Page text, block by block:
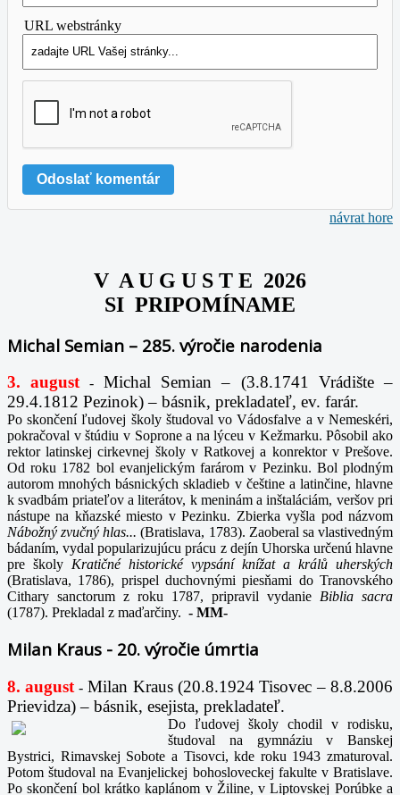
URL webstránky
návrat hore
V A U G U S T E 2026
SI PRIPOMÍNAME
Michal Semian – 285. výročie narodenia
3. august -Michal Semian – (3.8.1741 Vrádište –
29.4.1812 Pezinok) – básnik, prekladateľ, ev. farár.
Po skončení ľudovej školy študoval vo Vádosfalve a v Nemeskéri,
pokračoval v štúdiu v Soprone a na lýceu v Kežmarku. Pôsobil ako
rektor latinskej cirkevnej školy v Ratkovej a konrektor v Prešove.
Od roku 1782 bol evanjelickým farárom v Pezinku. Bol plodným
autorom mnohých básnických skladieb v češtine a latinčine, hlavne
k svadbám priateľov a literátov, k meninám a inštaláciám, veršov pri
nástupe na kňazské miesto v Pezinku. Zbierka vyšla pod názvom
Nábožný zvučný hlas...(Bratislava, 1783). Zaoberal sa vlastivedným
bádaním, vydal popularizujúcu prácu z dejín Uhorska určenú hlavne
pre školy Kratičné historické vypsání knížat a králů uherských
(Bratislava, 1786), prispel duchovnými piesňami do Tranovského
Cithary sanctorum z roku 1787, pripravil vydanie Biblia sacra
(1787). Prekladal z maďarčiny. - MM-
Milan Kraus - 20. výročie úmrtia
8. august -Milan Kraus (20.8.1924 Tisovec – 8.8.2006
Prievidza) – básnik, esejista, prekladateľ.
Do ľudovej školy chodil v rodisku,
študoval na gymnáziu v Banskej
Bystrici, Rimavskej Sobote a Tisovci, kde roku 1943 zmaturoval.
Potom študoval na Evanjelickej bohosloveckej fakulte v Bratislave.
Po skončení bol krátko kaplánom v Žiline, v Liptovskej Porúbke a